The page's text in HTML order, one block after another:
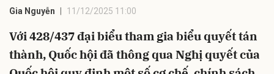
Gia Nguyễn 11/12/2025 11:00
Với 428/437 đại biểu tham gia biểu quyết tán
thành, Quốc hội đã thông qua Nghị quyết của